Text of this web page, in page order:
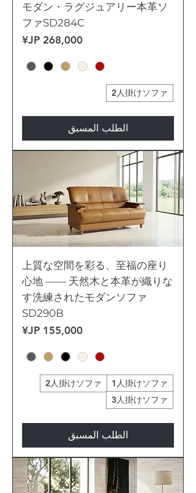
モダン・ラグジュアリー本革ソ
ファSD284C
السعر
2人掛けソファ
الطلب المسبق
上質な空間を彩る、至福の座り
心地 —— 天然木と本革が織りな
す洗練されたモダンソファ
SD290B
السعر
1人掛けソファ
2人掛けソファ
3人掛けソファ
الطلب المسبق